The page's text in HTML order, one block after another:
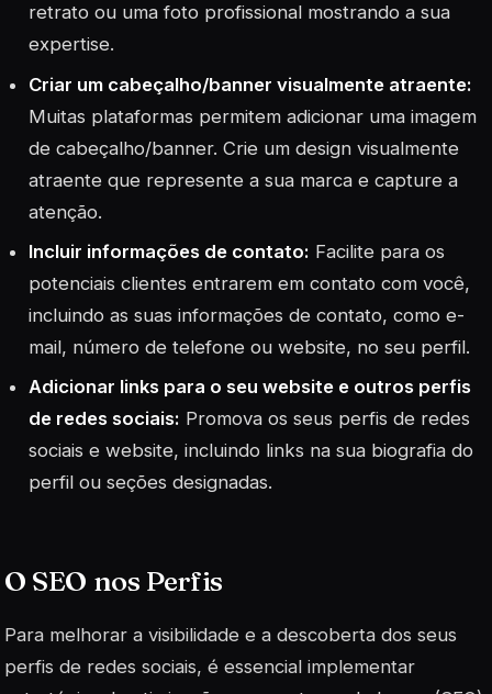
retrato ou uma foto profissional mostrando a sua
expertise.
Criar um cabeçalho/banner visualmente atraente:
Muitas plataformas permitem adicionar uma imagem
de cabeçalho/banner. Crie um design visualmente
atraente que represente a sua marca e capture a
atenção.
Incluir informações de contato: Facilite para os
potenciais clientes entrarem em contato com você,
incluindo as suas informações de contato, como e-
mail, número de telefone ou website, no seu perfil.
Adicionar links para o seu website e outros perfis
de redes sociais: Promova os seus perfis de redes
sociais e website, incluindo links na sua biografia do
perfil ou seções designadas.
O SEO nos Perfis
Para melhorar a visibilidade e a descoberta dos seus
perfis de redes sociais, é essencial implementar